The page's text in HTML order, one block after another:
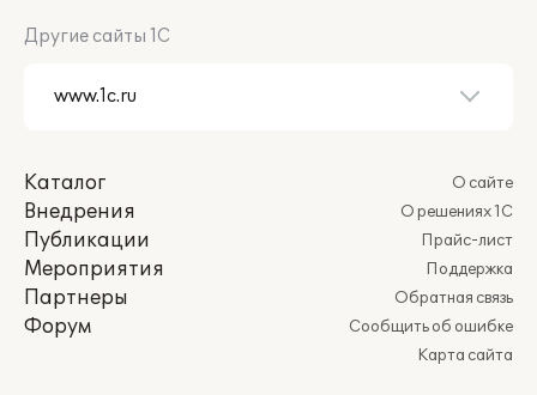
Другие сайты 1С
Каталог
Внедрения
Публикации
Мероприятия
Партнеры
Форум
О сайте
О решениях 1С
Прайс-лист
Поддержка
Обратная связь
Сообщить об ошибке
Карта сайта